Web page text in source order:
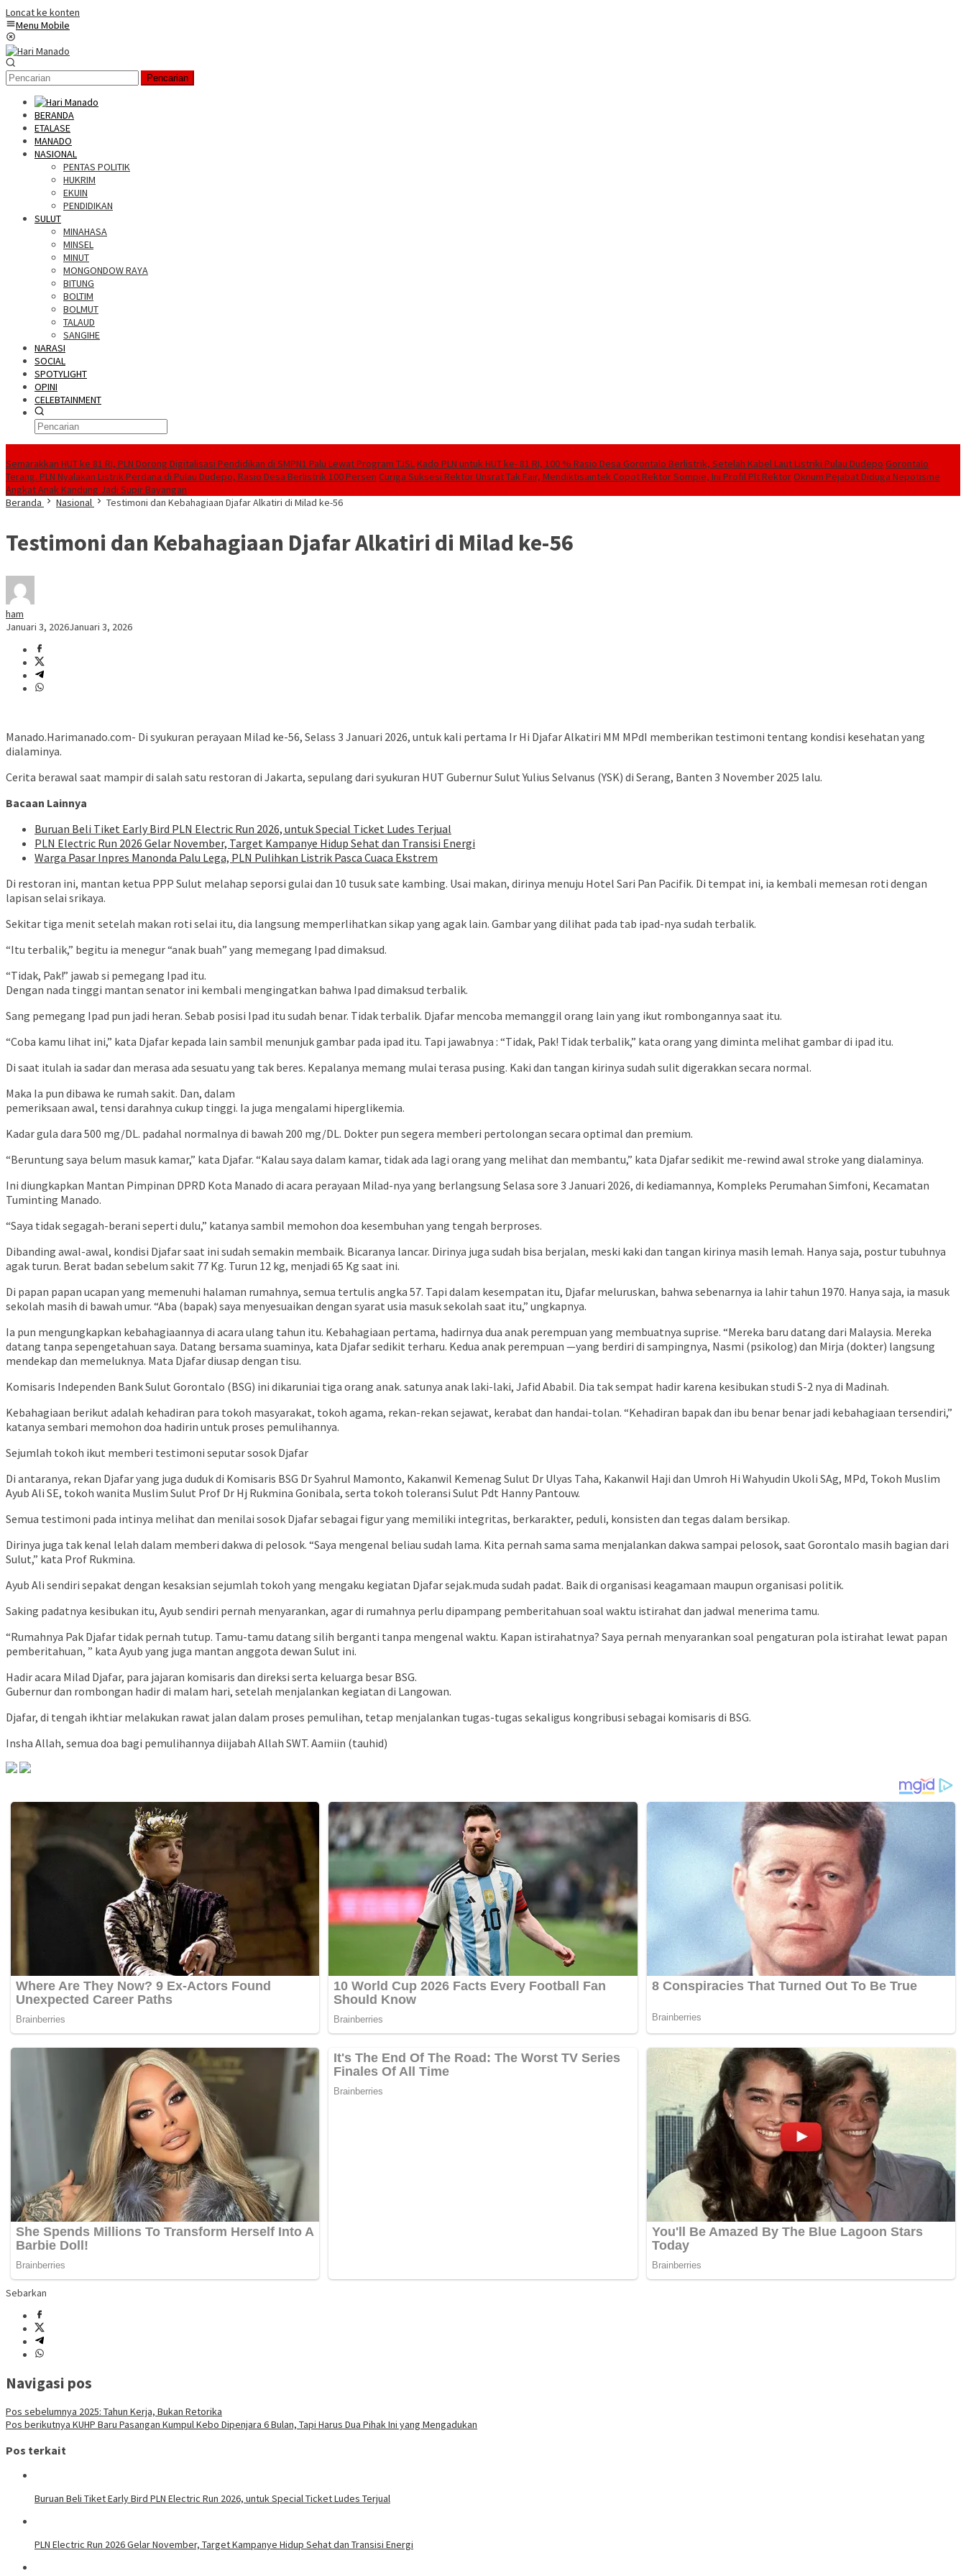
Loncat ke konten
Menu Mobile
Pencarian
BERANDA
ETALASE
MANADO
NASIONAL
PENTAS POLITIK
HUKRIM
EKUIN
PENDIDIKAN
SULUT
MINAHASA
MINSEL
MINUT
MONGONDOW RAYA
BITUNG
BOLTIM
BOLMUT
TALAUD
SANGIHE
NARASI
SOCIAL
SPOTYLIGHT
OPINI
CELEBTAINMENT
Semarakkan HUT ke 81 RI, PLN Dorong Digitalisasi Pendidikan di SMPN1 Palu Lewat Program TJSLKado PLN untuk HUT ke- 81 RI, 100 % Rasio Desa Gorontalo Berlistrik, Setelah Kabel Laut Listriki Pulau Dudepo Gorontalo
Terang. PLN Nyalakan Listrik Perdana di Pulau Dudepo, Rasio Desa Berlistrik 100 Persen Curiga Suksesi Rektor Unsrat Tak Fair, Mendiktisaintek Copot Rektor Sompie, Ini Profil Plt RektorOknum Pejabat Diduga Nepotisme
Angkat Anak Kandung Jadi Supir Bayangan
Beranda
Nasional Testimoni dan Kebahagiaan Djafar Alkatiri di Milad ke-56
Testimoni dan Kebahagiaan Djafar Alkatiri di Milad ke-56
ham
Januari 3, 2026Januari 3, 2026
Manado.Harimanado.com- Di syukuran perayaan Milad ke-56, Selass 3 Januari 2026, untuk kali pertama Ir Hi Djafar Alkatiri MM MPdI memberikan testimoni tentang kondisi kesehatan yang
dialaminya.
Cerita berawal saat mampir di salah satu restoran di Jakarta, sepulang dari syukuran HUT Gubernur Sulut Yulius Selvanus (YSK) di Serang, Banten 3 November 2025 lalu.
Bacaan Lainnya
Buruan Beli Tiket Early Bird PLN Electric Run 2026, untuk Special Ticket Ludes Terjual
PLN Electric Run 2026 Gelar November, Target Kampanye Hidup Sehat dan Transisi Energi
Warga Pasar Inpres Manonda Palu Lega, PLN Pulihkan Listrik Pasca Cuaca Ekstrem
Di restoran ini, mantan ketua PPP Sulut melahap seporsi gulai dan 10 tusuk sate kambing. Usai makan, dirinya menuju Hotel Sari Pan Pacifik. Di tempat ini, ia kembali memesan roti dengan
lapisan selai srikaya.
Sekitar tiga menit setelah makan roti selai itu, dia langsung memperlihatkan sikap yang agak lain. Gambar yang dilihat pada tab ipad-nya sudah terbalik.
“Itu terbalik,” begitu ia menegur “anak buah” yang memegang Ipad dimaksud.
“Tidak, Pak!” jawab si pemegang Ipad itu.
Dengan nada tinggi mantan senator ini kembali mengingatkan bahwa Ipad dimaksud terbalik.
Sang pemegang Ipad pun jadi heran. Sebab posisi Ipad itu sudah benar. Tidak terbalik. Djafar mencoba memanggil orang lain yang ikut rombongannya saat itu.
“Coba kamu lihat ini,” kata Djafar kepada lain sambil menunjuk gambar pada ipad itu. Tapi jawabnya : “Tidak, Pak! Tidak terbalik,” kata orang yang diminta melihat gambar di ipad itu.
Di saat itulah ia sadar dan merasa ada sesuatu yang tak beres. Kepalanya memang mulai terasa pusing. Kaki dan tangan kirinya sudah sulit digerakkan secara normal.
Maka Ia pun dibawa ke rumah sakit. Dan, dalam
pemeriksaan awal, tensi darahnya cukup tinggi. Ia juga mengalami hiperglikemia.
Kadar gula dara 500 mg/DL. padahal normalnya di bawah 200 mg/DL. Dokter pun segera memberi pertolongan secara optimal dan premium.
“Beruntung saya belum masuk kamar,” kata Djafar. “Kalau saya dalam kamar, tidak ada lagi orang yang melihat dan membantu,” kata Djafar sedikit me-rewind awal stroke yang dialaminya.
Ini diungkapkan Mantan Pimpinan DPRD Kota Manado di acara perayaan Milad-nya yang berlangsung Selasa sore 3 Januari 2026, di kediamannya, Kompleks Perumahan Simfoni, Kecamatan
Tuminting Manado.
“Saya tidak segagah-berani seperti dulu,” katanya sambil memohon doa kesembuhan yang tengah berproses.
Dibanding awal-awal, kondisi Djafar saat ini sudah semakin membaik. Bicaranya lancar. Dirinya juga sudah bisa berjalan, meski kaki dan tangan kirinya masih lemah. Hanya saja, postur tubuhnya
agak turun. Berat badan sebelum sakit 77 Kg. Turun 12 kg, menjadi 65 Kg saat ini.
Di papan papan ucapan yang memenuhi halaman rumahnya, semua tertulis angka 57. Tapi dalam kesempatan itu, Djafar meluruskan, bahwa sebenarnya ia lahir tahun 1970. Hanya saja, ia masuk
sekolah masih di bawah umur. “Aba (bapak) saya menyesuaikan dengan syarat usia masuk sekolah saat itu,” ungkapnya.
Ia pun mengungkapkan kebahagiaannya di acara ulang tahun itu. Kebahagiaan pertama, hadirnya dua anak perempuan yang membuatnya suprise. “Mereka baru datang dari Malaysia. Mereka
datang tanpa sepengetahuan saya. Datang bersama suaminya, kata Djafar sedikit terharu. Kedua anak perempuan —yang berdiri di sampingnya, Nasmi (psikolog) dan Mirja (dokter) langsung
mendekap dan memeluknya. Mata Djafar diusap dengan tisu.
Komisaris Independen Bank Sulut Gorontalo (BSG) ini dikaruniai tiga orang anak. satunya anak laki-laki, Jafid Ababil. Dia tak sempat hadir karena kesibukan studi S-2 nya di Madinah.
Kebahagiaan berikut adalah kehadiran para tokoh masyarakat, tokoh agama, rekan-rekan sejawat, kerabat dan handai-tolan. “Kehadiran bapak dan ibu benar benar jadi kebahagiaan tersendiri,”
katanya sembari memohon doa hadirin untuk proses pemulihannya.
Sejumlah tokoh ikut memberi testimoni seputar sosok Djafar
Di antaranya, rekan Djafar yang juga duduk di Komisaris BSG Dr Syahrul Mamonto, Kakanwil Kemenag Sulut Dr Ulyas Taha, Kakanwil Haji dan Umroh Hi Wahyudin Ukoli SAg, MPd, Tokoh Muslim
Ayub Ali SE, tokoh wanita Muslim Sulut Prof Dr Hj Rukmina Gonibala, serta tokoh toleransi Sulut Pdt Hanny Pantouw.
Semua testimoni pada intinya melihat dan menilai sosok Djafar sebagai figur yang memiliki integritas, berkarakter, peduli, konsisten dan tegas dalam bersikap.
Dirinya juga tak kenal lelah dalam memberi dakwa di pelosok. “Saya mengenal beliau sudah lama. Kita pernah sama sama menjalankan dakwa sampai pelosok, saat Gorontalo masih bagian dari
Sulut,” kata Prof Rukmina.
Ayub Ali sendiri sepakat dengan kesaksian sejumlah tokoh yang mengaku kegiatan Djafar sejak.muda sudah padat. Baik di organisasi keagamaan maupun organisasi politik.
Saking padatnya kesibukan itu, Ayub sendiri pernah menyarankan, agar di rumahnya perlu dipampang pemberitahuan soal waktu istirahat dan jadwal menerima tamu.
“Rumahnya Pak Djafar tidak pernah tutup. Tamu-tamu datang silih berganti tanpa mengenal waktu. Kapan istirahatnya? Saya pernah menyarankan soal pengaturan pola istirahat lewat papan
pemberitahuan, ” kata Ayub yang juga mantan anggota dewan Sulut ini.
Hadir acara Milad Djafar, para jajaran komisaris dan direksi serta keluarga besar BSG.
Gubernur dan rombongan hadir di malam hari, setelah menjalankan kegiatan di Langowan.
Djafar, di tengah ikhtiar melakukan rawat jalan dalam proses pemulihan, tetap menjalankan tugas-tugas sekaligus kongribusi sebagai komisaris di BSG.
Insha Allah, semua doa bagi pemulihannya diijabah Allah SWT. Aamiin (tauhid)
Sebarkan
Navigasi pos
Pos sebelumnya 2025: Tahun Kerja, Bukan Retorika
Pos berikutnya KUHP Baru Pasangan Kumpul Kebo Dipenjara 6 Bulan, Tapi Harus Dua Pihak Ini yang Mengadukan
Pos terkait
Buruan Beli Tiket Early Bird PLN Electric Run 2026, untuk Special Ticket Ludes Terjual
PLN Electric Run 2026 Gelar November, Target Kampanye Hidup Sehat dan Transisi Energi